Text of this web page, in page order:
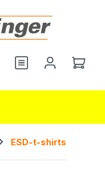
Je hebt 0 items
ESD-t-shirts